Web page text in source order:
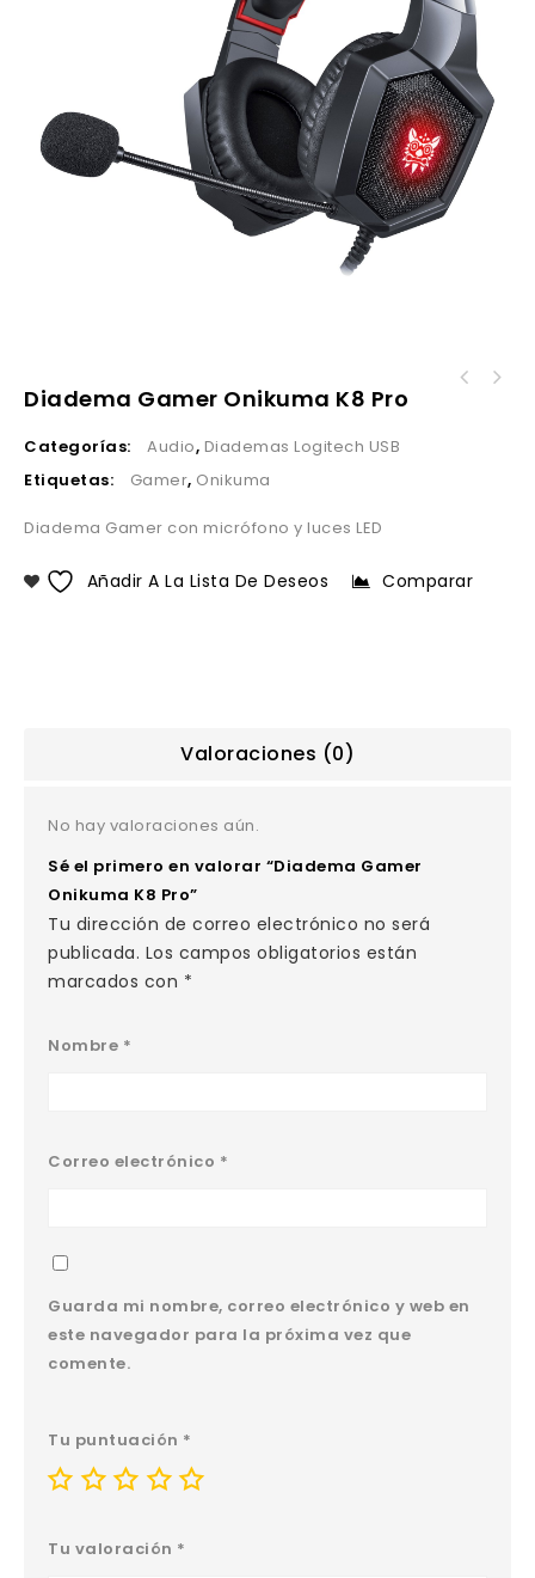
Diadema Gamer Onikuma K8 Pro
Categorías: Audio, Diademas Logitech USB
Etiquetas:
Gamer, Onikuma
Diadema Gamer con micrófono y luces LED
Añadir A La Lista De Deseos Comparar
Valoraciones (0)
No hay valoraciones aún.
Sé el primero en valorar “Diadema Gamer
Onikuma K8 Pro”
Tu dirección de correo electrónico no será
publicada. Los campos obligatorios están
marcados con *
Nombre *
Correo electrónico *
Guarda mi nombre, correo electrónico y web en
este navegador para la próxima vez que
comente.
Tu puntuación *
Tu valoración *